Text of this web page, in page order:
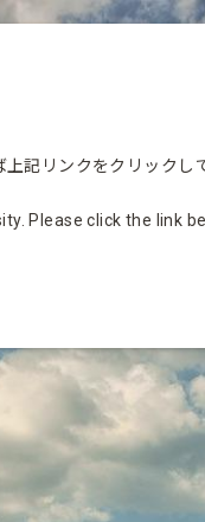
記リンクをクリックし
Please click the link